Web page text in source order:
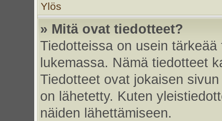
Ylös
» Mitä ovat tiedotteet?
Tiedotteissa on usein
lukemassa. Nämä tiedotteet
Tiedotteet ovat jokaisen
on lähetetty. Kuten
näiden lähettämiseen.